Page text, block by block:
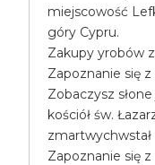
miejscowość
góry Cypru.
Zakupy yrobów
Zapoznanie się
Zobaczysz
kościół św.
zmartwychwstał
Zapoznanie się